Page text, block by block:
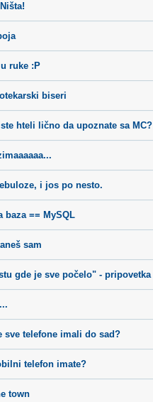
ruke :P
biseri
hteli lično da upoznate sa MC?
i jos po nesto.
baza == MySQL
sam
gde je sve počelo" - pripovetka
sve telefone imali do sad?
telefon imate?
town